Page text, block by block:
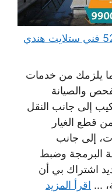
فني ستلايت المطلاع 52227330 فني ستلايت هندي
يلزمك من خدمات
والصيانة
إلى جانب النقل
قطع الغيار
إلى جانب
البرمجة وضبط
اشتراك بي أن
... اقرأ المزيد